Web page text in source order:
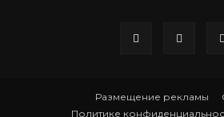
Размещение рекламы
Политике